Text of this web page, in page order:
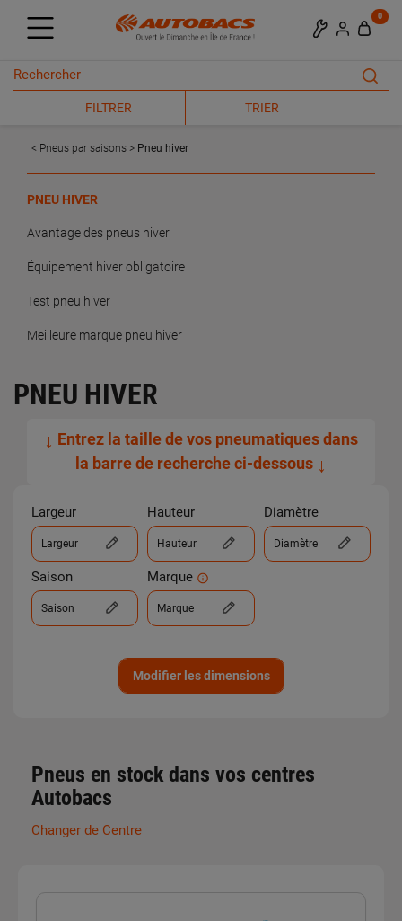
0
FILTRER TRIER
Pneus par saisons Pneu hiver
PNEU HIVER
Avantage des pneus hiver
Équipement hiver obligatoire
Test pneu hiver
Meilleure marque pneu hiver
PNEU HIVER
↓ Entrez la taille de vos pneumatiques dans
la barre de recherche ci-dessous ↓
Largeur
Largeur
Hauteur
Hauteur
Diamètre
Diamètre
Saison
Saison
Marque
Marque
Modifier les dimensions
Pneus en stock dans vos centres
Autobacs
Changer de Centre